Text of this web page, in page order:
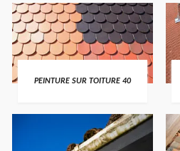
PEINTURE SUR TOITURE 40